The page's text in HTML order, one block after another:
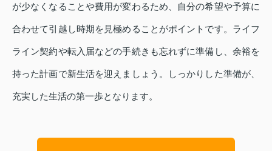
が少なくなることや費用が変わるため、自分の希望や予算に
合わせて引越し時期を見極めることがポイントです。ライフ
ライン契約や転入届などの手続きも忘れずに準備し、余裕を
持った計画で新生活を迎えましょう。しっかりした準備が、
充実した生活の第一歩となります。